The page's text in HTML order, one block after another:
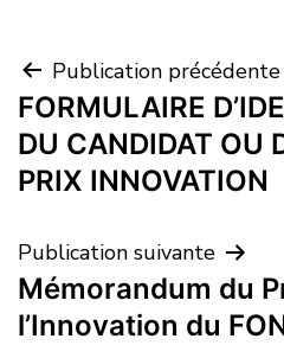
Publication précédente
FORMULAIRE
DU CANDIDAT OU
PRIX INNOVATION
Publication suivante
Mémorandum du
l’Innovation du